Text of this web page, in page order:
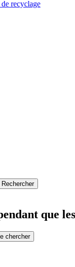
recyclage
que
chercher